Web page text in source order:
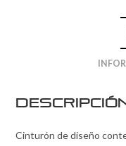
Cinturón de diseño